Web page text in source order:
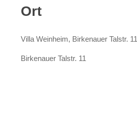
Ort
Villa Weinheim, Birkenauer Talstr. 11
Birkenauer Talstr. 11